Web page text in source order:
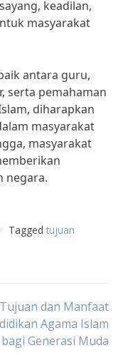
keadilan,
masyarakat
antara guru,
serta pemahaman
diharapkan
masyarakat
masyarakat
negara.
Tagged tujuan
Tujuan dan Manfaat
Agama Islam
bagi Generasi Muda